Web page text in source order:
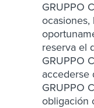
GRUPPO
ocasiones,
reserva el
GRUPPO
accederse
GRUPPO
obligación